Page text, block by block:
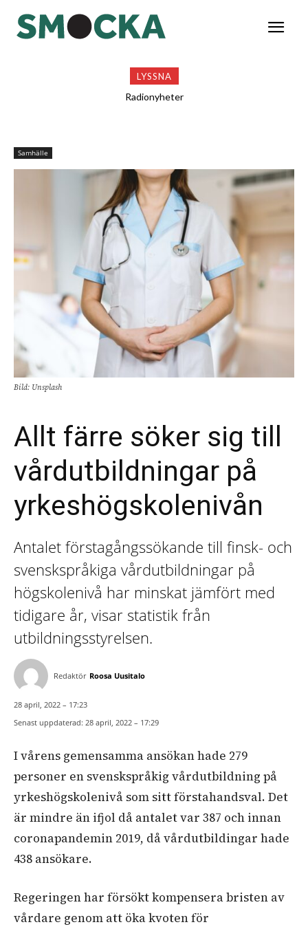
LYSSNA
Radionyheter
Samhälle
Bild: Unsplash
Allt färre söker sig till
vårdutbildningar på
yrkeshögskolenivån
Antalet förstagångssökande till finsk- och
svenskspråkiga vårdutbildningar på
högskolenivå har minskat jämfört med
tidigare år, visar statistik från
utbildningsstyrelsen.
Redaktör Roosa Uusitalo
28 april, 2022 – 17:23
Senast uppdaterad: 28 april, 2022 – 17:29
I vårens gemensamma ansökan hade 279
personer en svenskspråkig vårdutbildning på
yrkeshögskolenivå som sitt förstahandsval. Det
är mindre än ifjol då antalet var 387 och innan
coronapandemin 2019, då vårdutbildingar hade
438 ansökare.
Regeringen har försökt kompensera bristen av
vårdare genom att öka kvoten för